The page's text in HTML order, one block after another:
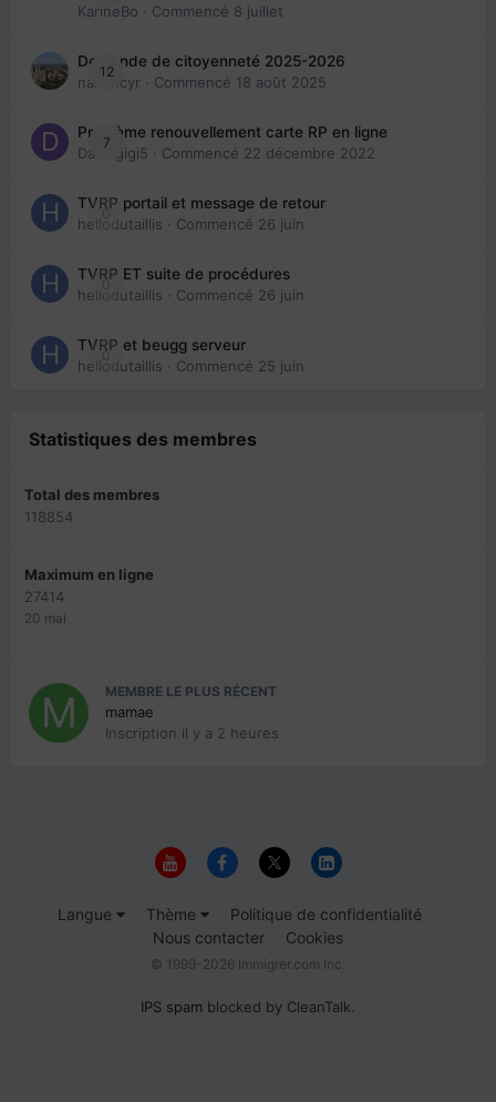
KarineBo · Commencé 8 juillet
12
Demande de citoyenneté 2025-2026
nanancyr · Commencé 18 août 2025
7
Problème renouvellement carte RP en ligne
Davidgigi5 · Commencé 22 décembre 2022
0
TVRP portail et message de retour
hellodutaillis · Commencé 26 juin
0
TVRP ET suite de procédures
hellodutaillis · Commencé 26 juin
0
TVRP et beugg serveur
hellodutaillis · Commencé 25 juin
Statistiques des membres
Total des membres
118854
Maximum en ligne
27414
20 mai
MEMBRE LE PLUS RÉCENT
mamae
Inscription il y a 2 heures
Langue Thème
Politique de confidentialité
Nous contacter
Cookies
© 1999-2026 Immigrer.com Inc.
IPS spam blocked by CleanTalk.